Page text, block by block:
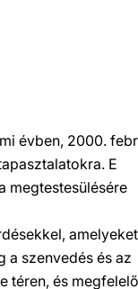
évben, 2000.
E
megtestesülésére
a szenvedés és az
téren, és megfelelő